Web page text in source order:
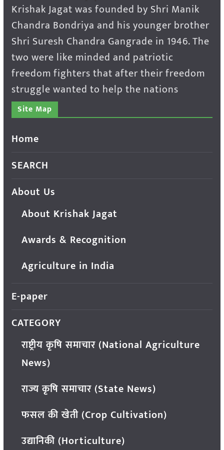
Krishak Jagat was founded by Shri Manik
Chandra Bondriya and his younger brother
Shri Suresh Chandra Gangrade in 1946. The
two were like minded and patriotic
freedom fighters that after their freedom
struggle wanted to help the nations
Site Map
Home
SEARCH
About Us
About Krishak Jagat
Awards & Recognition
Agriculture in India
E-paper
CATEGORY
राष्ट्रीय कृषि समाचार (National Agriculture
News)
राज्य कृषि समाचार (State News)
फसल की खेती (Crop Cultivation)
उद्यानिकी (Horticulture)